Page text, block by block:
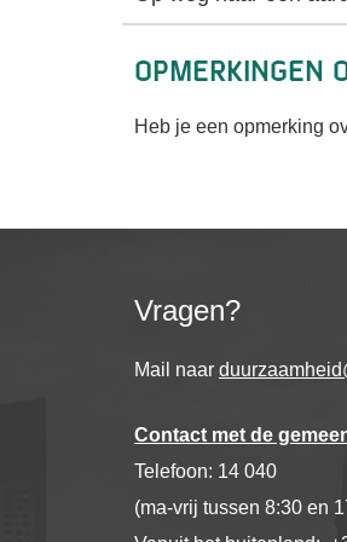
Opmerkingen
Heb je een opmerking
Vragen?
Mail naar
Contact met de
Telefoon: 14 040
(ma-vrij tussen 8:30 en